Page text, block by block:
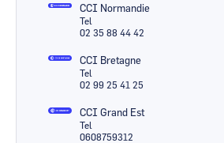
CCI Normandie
Tel
02 35 88 44 42
CCI Bretagne
Tel
02 99 25 41 25
CCI Grand Est
Tel
0608759312